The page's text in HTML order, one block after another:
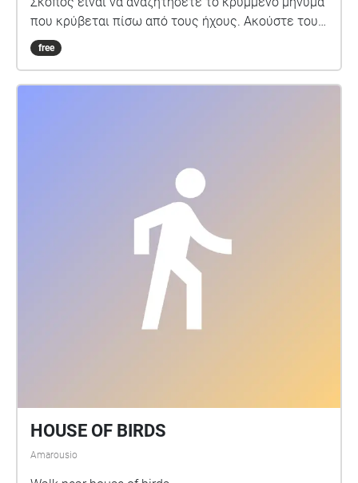
που κρύβεται πίσω από τους ήχους. Ακούστε τους
ήχους και την αφήγηση και ανακαλύψτε το μέρος
στο οποίο πρέπει να βρεθείτε και θα σας
το παν..". Αυτή είναι η αφετηρία της περιπέτειας.
Για καλύτερη εμπειρία του ηχοπερίπατου
χρησιμοποιήστε τα ακουστικά σας. Καλή
free
HOUSE OF BIRDS
Amarousio